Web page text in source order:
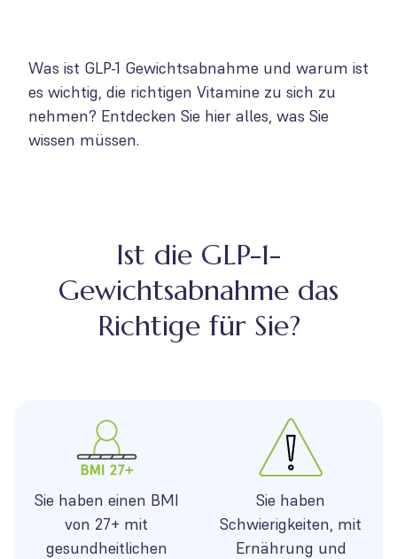
Was ist GLP-1 Gewichtsabnahme und warum ist
es wichtig, die richtigen Vitamine zu sich zu
nehmen? Entdecken Sie hier alles, was Sie
wissen müssen.
Ist die GLP-1-
Gewichtsabnahme das
Richtige für Sie?
Sie haben einen BMI
von 27+ mit
gesundheitlichen
Sie haben
Schwierigkeiten, mit
Ernährung und